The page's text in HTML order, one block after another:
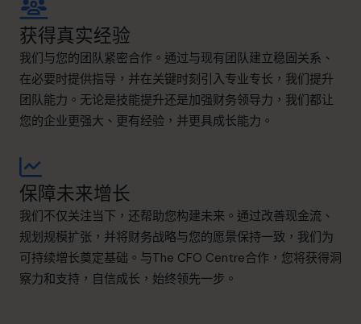
获得真实经验
我们与您的团队紧密合作。通过与现有团队建立稳固关系、
在必要时提供指导，并在关键时刻引入专业专长，我们提升
团队能力。无论是技能提升还是加强财务领导力，我们都让
您的企业更强大、更有经验，并更具成长能力。
保障未来增长
我们不仅关注当下，还帮助您构建未来。通过改善现金流、
规划规模扩张，并将财务战略与您的愿景保持一致，我们为
可持续增长奠定基础。与The CFO Centre合作，您将获得洞
察力和支持，自信成长，始终领先一步。